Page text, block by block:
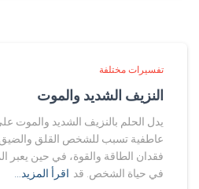
تفسيرات مختلفة
النزيف الشديد والموت
يدل الحلم بالنزيف الشديد والموت
عاطفية تسبب للشخص القلق
فقدان الطاقة والقوة، في حين يعبر
في حياة الشخص. قد اقرأ المزيد…